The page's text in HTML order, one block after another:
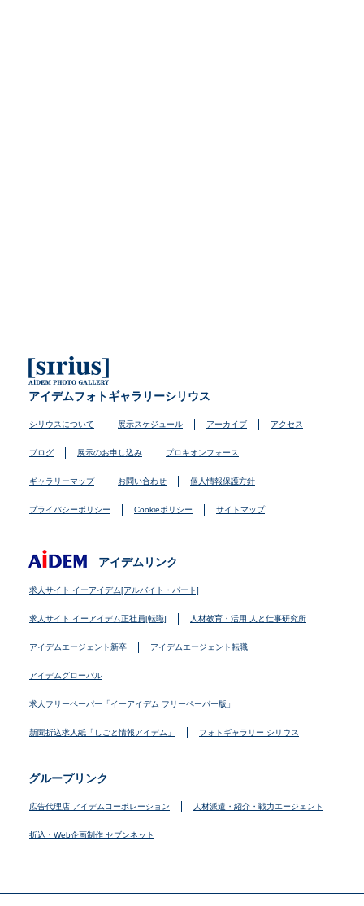
アイデムフォトギャラリーシリウス
シリウスについて 展示スケジュール アーカイブ アクセス
ブログ 展示のお申し込み プロキオンフォース
ギャラリーマップ お問い合わせ 個人情報保護方針
プライバシーポリシー Cookieポリシー サイトマップ
アイデムリンク
求人サイト イーアイデム[アルバイト・パート]
求人サイト イーアイデム正社員[転職] 人材教育・活用 人と仕事研究所
アイデムエージェント新卒 アイデムエージェント転職
アイデムグローバル
求人フリーペーパー「イーアイデム フリーペーパー版」
新聞折込求人紙「しごと情報アイデム」 フォトギャラリー シリウス
グループリンク
広告代理店 アイデムコーポレーション 人材派遣・紹介・戦力エージェント
折込・Web企画制作 セブンネット